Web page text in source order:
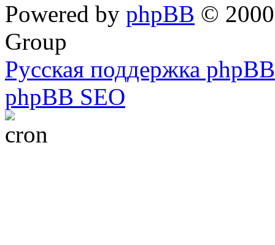
Powered by phpBB ©
Group
Русская поддержка phpBB
phpBB SEO